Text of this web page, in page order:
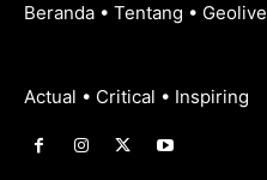
Beranda • Tentang • Geolive
Actual • Critical • Inspiring